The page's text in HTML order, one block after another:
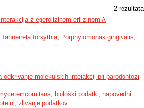
2 rezultata
z egerolizinom erilizinom A
Tannerrela forsythia, Porphyromonas gingivalis,
odkrivanje molekulskih interakcij pri parodontozi
, biološki podatki, napovedni
, zlivanje podatkov